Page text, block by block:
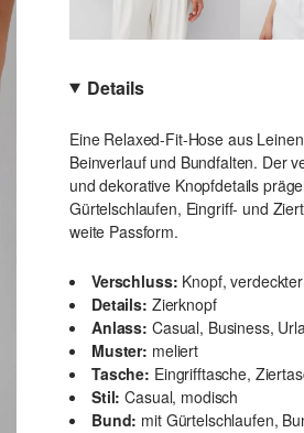
Details
Eine Relaxed-Fit-Hose aus
Beinverlauf und Bundfalten. Der
und dekorative Knopfdetails
Gürtelschlaufen, Eingriff- und
weite Passform.
Verschluss: Knopf,
Details: Zierknopf
Anlass: Casual, Business,
Muster: meliert
Tasche: Eingrifftasche,
Stil: Casual, modisch
Bund: mit Gürtelschlaufen,